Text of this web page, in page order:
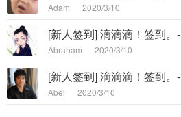
Adam 2020/3/10
[新人签到] 滴滴滴！签到。-
Abraham 2020/3/10
[新人签到] 滴滴滴！签到。-
Abel 2020/3/10